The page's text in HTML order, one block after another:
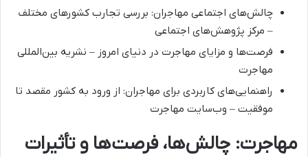
چالش‌های اجتماعی مهاجران: بررسی تجارب کشورهای مختلف
– مرکز پژوهش‌های اجتماعی
فرصت‌ها و مزایای مهاجرت در دنیای امروز – نشریه بین‌المللی
مهاجرت
راهنمایی‌های کاربردی برای مهاجران: از ورود به کشور مقصد تا
موفقیت – وب‌سایت مهاجرت
مهاجرت: چالش‌ها، فرصت‌ها و تأثیرات